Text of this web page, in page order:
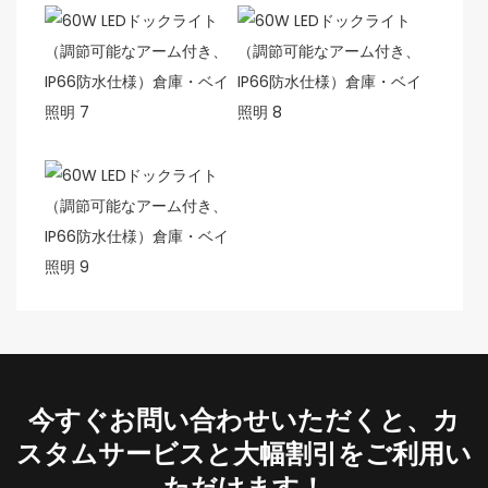
今すぐお問い合わせいただくと、カ
スタムサービスと大幅割引をご利用い